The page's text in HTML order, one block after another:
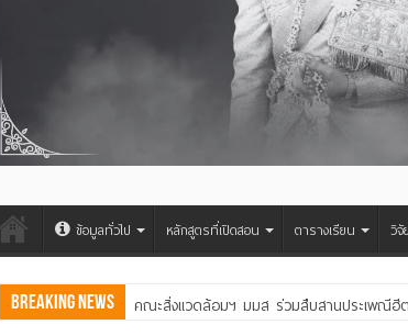
ข้อมูลทั่วไป หลักสูตรที่เปิดสอน ตารางเรียน วิ
Breaking News คณะสิ่งแวดล้อมฯ มมส ร่วมสืบสานประเพณีฮี